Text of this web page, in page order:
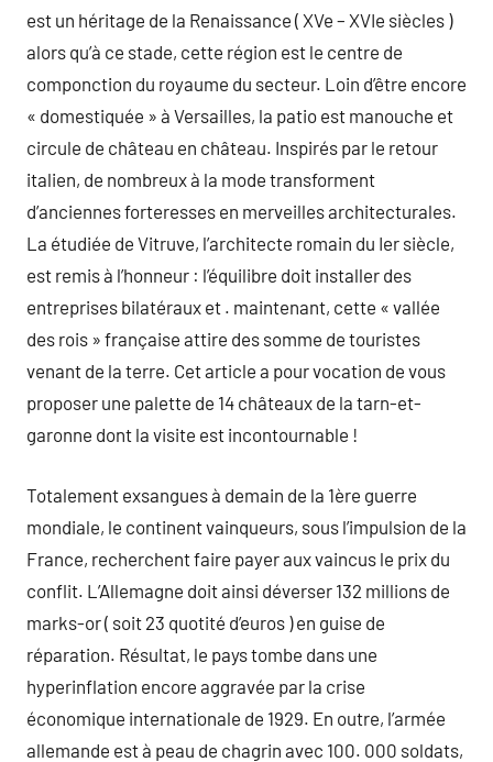
est un héritage de la Renaissance ( XVe – XVIe siècles )
alors qu’à ce stade, cette région est le centre de
componction du royaume du secteur. Loin d’être encore
« domestiquée » à Versailles, la patio est manouche et
circule de château en château. Inspirés par le retour
italien, de nombreux à la mode transforment
d’anciennes forteresses en merveilles architecturales.
La étudiée de Vitruve, l’architecte romain du Ier siècle,
est remis à l’honneur : l’équilibre doit installer des
entreprises bilatéraux et . maintenant, cette « vallée
des rois » française attire des somme de touristes
venant de la terre. Cet article a pour vocation de vous
proposer une palette de 14 châteaux de la tarn-et-
garonne dont la visite est incontournable !
Totalement exsangues à demain de la 1ère guerre
mondiale, le continent vainqueurs, sous l’impulsion de la
France, recherchent faire payer aux vaincus le prix du
conflit. L’Allemagne doit ainsi déverser 132 millions de
marks-or ( soit 23 quotité d’euros ) en guise de
réparation. Résultat, le pays tombe dans une
hyperinflation encore aggravée par la crise
économique internationale de 1929. En outre, l’armée
allemande est à peau de chagrin avec 100. 000 soldats,